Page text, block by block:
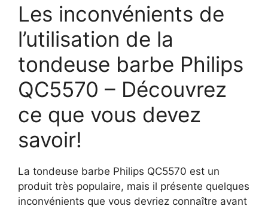
Les inconvénients de
l’utilisation de la
tondeuse barbe Philips
QC5570 – Découvrez
ce que vous devez
savoir!
La tondeuse barbe Philips QC5570 est un
produit très populaire, mais il présente quelques
inconvénients que vous devriez connaître avant